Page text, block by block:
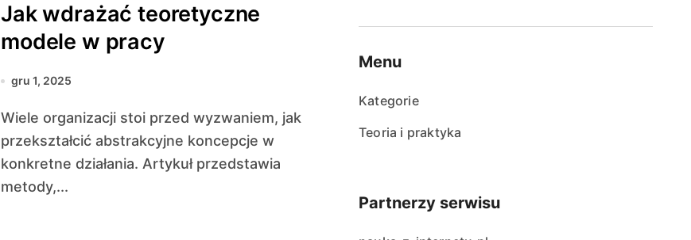
Jak wdrażać teoretyczne
modele w pracy
gru 1, 2025
Wiele organizacji stoi przed wyzwaniem, jak
przekształcić abstrakcyjne koncepcje w
konkretne działania. Artykuł przedstawia
metody,...
Menu
Kategorie
Teoria i praktyka
Partnerzy serwisu